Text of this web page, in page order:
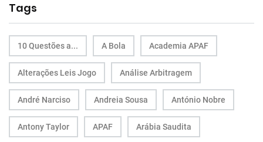
Tags
10 Questões a... A Bola Academia APAF
Alterações Leis Jogo Análise Arbitragem
André Narciso Andreia Sousa António Nobre
Antony Taylor APAF Arábia Saudita